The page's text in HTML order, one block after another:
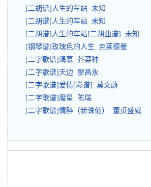
[二胡谱]人生的车站 未知
[二胡谱]人生的车站 未知
[二胡谱]人生的车站[二胡曲谱] 未知
[钢琴谱]玫瑰色的人生 克莱德曼
[二字歌谱]渴慕 芥菜种
[二字歌谱]天边 廖昌永
[二字歌谱]爱情[彩谱] 莫文蔚
[二字歌谱]魔星 陈瑞
[二字歌谱]情醉（新诛仙） 董贞盛威